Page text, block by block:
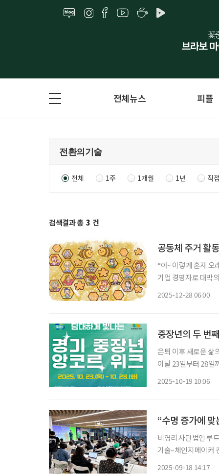
전체뉴스 피플
전체 1주 1개월 1년 직
검색결과 총 3 건
공동체 주거 활
“아~ 이렇게 혼자 오
기업 경영자로 대박
2025-12-28 06:00
중장년의 두 번
은퇴 이후 새로운 삶의
이달 23일부터 28일
2025-10-19 10:06
“수명 증가에
비영리 사단법인 루
기술–체인지메이커
2025-09-18 14:17